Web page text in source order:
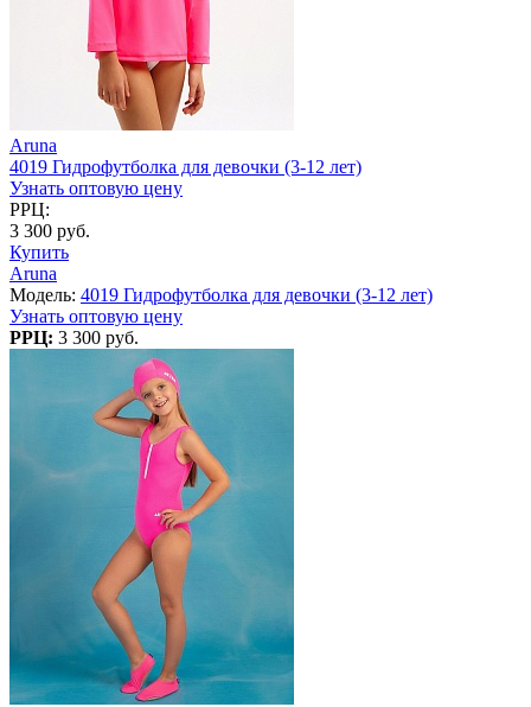
Aruna
4019 Гидрофутболка для девочки (3-12 лет)
Узнать оптовую цену
РРЦ:
3 300 руб.
Купить
Aruna
Модель: 4019 Гидрофутболка для девочки (3-12 лет)
Узнать оптовую цену
РРЦ: 3 300 руб.